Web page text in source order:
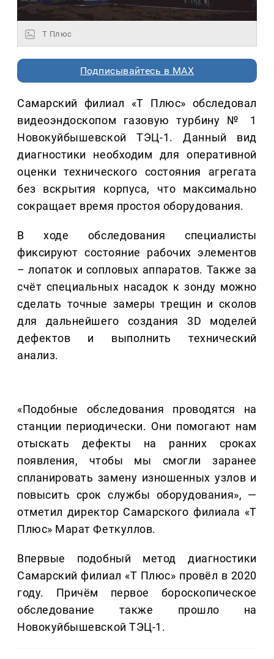
Т Плюс
Подписывайтесь в MAX
Самарский филиал «Т Плюс» обследовал
видеоэндоскопом газовую турбину № 1
Новокуйбышевской ТЭЦ-1. Данный вид
диагностики необходим для оперативной
оценки технического состояния агрегата
без вскрытия корпуса, что максимально
сокращает время простоя оборудования.
В ходе обследования специалисты
фиксируют состояние рабочих элементов
– лопаток и сопловых аппаратов. Также за
счёт специальных насадок к зонду можно
сделать точные замеры трещин и сколов
для дальнейшего создания 3D моделей
дефектов и выполнить технический
анализ.
«Подобные обследования проводятся на
станции периодически. Они помогают нам
отыскать дефекты на ранних сроках
появления, чтобы мы смогли заранее
спланировать замену изношенных узлов и
повысить срок службы оборудования», —
отметил директор Самарского филиала «Т
Плюс» Марат Феткуллов.
Впервые подобный метод диагностики
Самарский филиал «Т Плюс» провёл в 2020
году. Причём первое бороскопическое
обследование также прошло на
Новокуйбышевской ТЭЦ-1.